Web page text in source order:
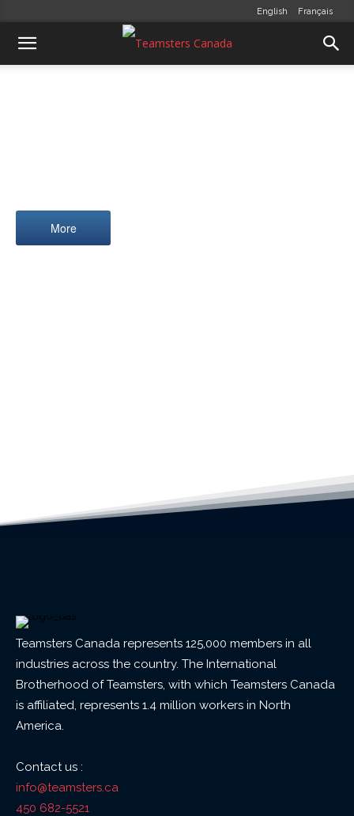
English Français
More
Teamsters Canada represents 125,000 members in all
industries across the country. The International
Brotherhood of Teamsters, with which Teamsters Canada
is affiliated, represents 1.4 million workers in North
America.
Contact us :
info@teamsters.ca
450 682-5521